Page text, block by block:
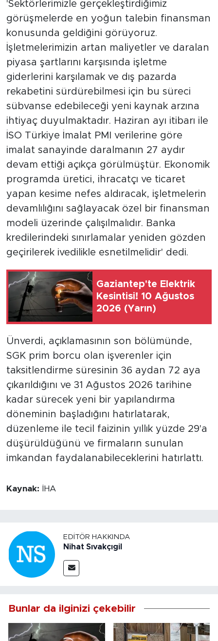
'Sektörlerimizle gerçekleştirdiğimiz
görüşmelerde en yoğun talebin finansman
konusunda geldiğini görüyoruz.
İşletmelerimizin artan maliyetler ve daralan
piyasa şartlarını karşısında işletme
giderlerini karşılamak ve dış pazarda
rekabetini sürdürebilmesi için bu süreci
sübvanse edebileceği yeni kaynak arzına
ihtiyaç duyulmaktadır. Haziran ayı itibarı ile
İSO Türkiye İmalat PMI verilerine göre
imalat sanayinde daralmanın 27 aydır
devam ettiği açıkça görülmüştür. Ekonomik
programda üretici, ihracatçı ve ticaret
yapan kesime nefes aldıracak, işletmelerin
devamlılığını sağlayacak özel bir finansman
modeli üzerinde çalışılmalıdır. Banka
kredilerindeki sınırlamalar yeniden gözden
geçirilerek ivedilikle esnetilmelidir' dedi.
Gaziantep'te Elektrik
Kesintisi! 10 Ağustos
2026 (Yarın)
Ünverdi, açıklamasının son bölümünde,
SGK prim borcu olan işverenler için
taksitlendirme süresinin 36 aydan 72 aya
çıkarıldığını ve 31 Ağustos 2026 tarihine
kadar sürecek yeni bir yapılandırma
döneminin başladığını hatırlatarak,
düzenleme ile tecil faizinin yıllık yüzde 29'a
düşürüldüğünü ve firmaların sunulan
imkandan faydalanabileceklerini hatırlattı.
Kaynak: İHA
EDITÖR HAKKINDA
Nihat Sıvakçıgil
Bunlar da ilginizi çekebilir